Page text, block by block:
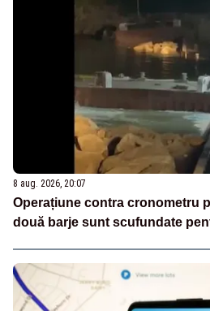
8 aug. 2026, 20:07
Operațiune contra cronometru
două barje sunt scufundate